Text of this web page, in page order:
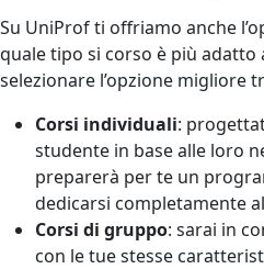
Su UniProf ti offriamo anche
quale tipo si corso è più adatto
selezionare l’opzione migliore
Corsi individuali:
studente in base alle loro
preparerà per te un
dedicarsi completamente
Corsi di gruppo: sarai in
con le tue stesse